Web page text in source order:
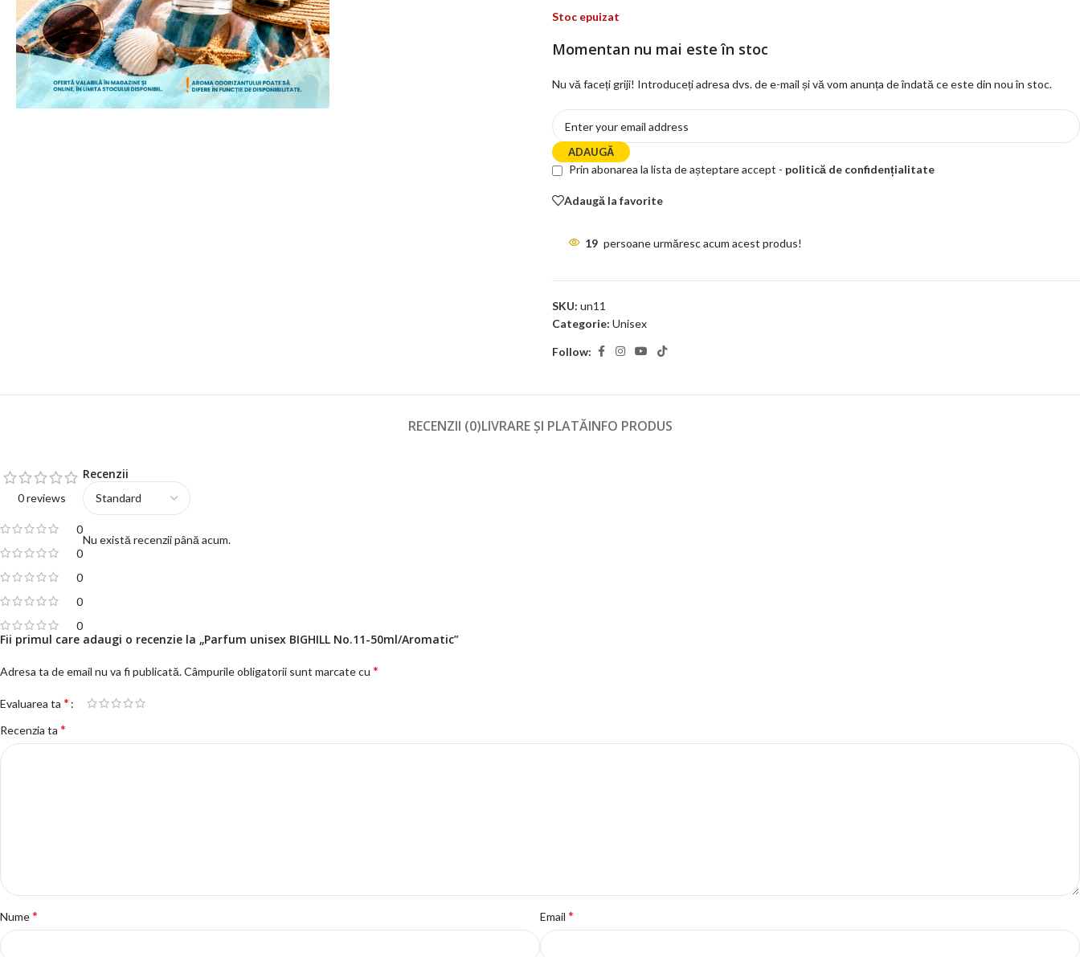
Stoc epuizat
Momentan nu mai este în stoc
Nu vă faceți griji! Introduceți adresa dvs. de e-mail și vă vom anunța de îndată ce este din nou în stoc.
ADAUGĂ
Prin abonarea la lista de așteptare accept - politică de confidențialitate
Adaugă la favorite
19 persoane urmăresc acum acest produs!
SKU: un11
Categorie: Unisex
Follow:
RECENZII (0)LIVRARE ȘI PLATĂINFO PRODUS
0 reviews
0
0
0
0
0
Recenzii
Nu există recenzii până acum.
Fii primul care adaugi o recenzie la „Parfum unisex BIGHILL No.11-50ml/Aromatic”
Adresa ta de email nu va fi publicată.Câmpurile obligatorii sunt marcate cu *
Evaluarea ta *
Recenzia ta *
Nume* Email *